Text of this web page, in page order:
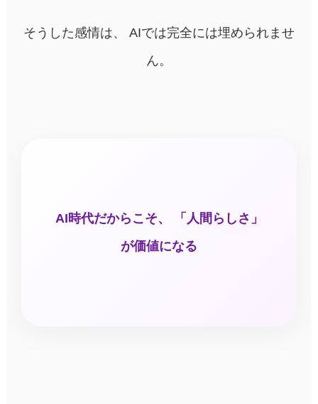
そうした感情は、 AIでは完全には埋められませ
ん。
AI時代だからこそ、 「人間らしさ」
が価値になる